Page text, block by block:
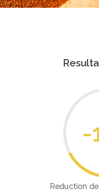
-
Reduction de